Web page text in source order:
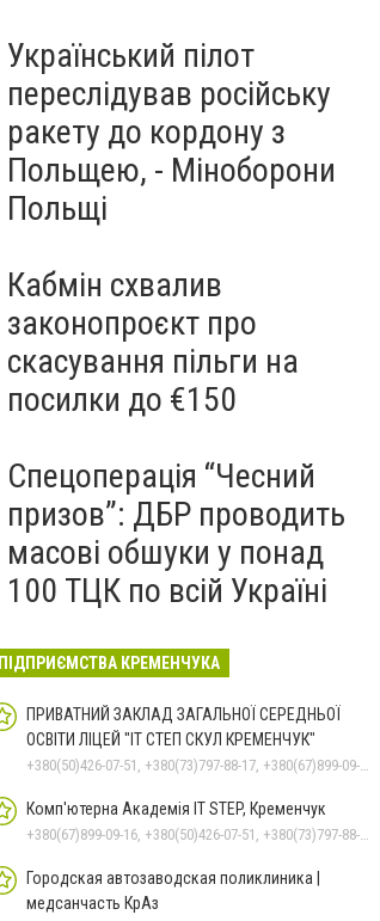
Український пілот
переслідував російську
ракету до кордону з
Польщею, - Міноборони
Польщі
Кабмін схвалив
законопроєкт про
скасування пільги на
посилки до €150
Спецоперація “Чесний
призов”: ДБР проводить
масові обшуки у понад
100 ТЦК по всій Україні
ПІДПРИЄМСТВА КРЕМЕНЧУКА
ПРИВАТНИЙ ЗАКЛАД ЗАГАЛЬНОЇ СЕРЕДНЬОЇ
ОСВІТИ ЛІЦЕЙ "ІТ СТЕП СКУЛ КРЕМЕНЧУК"
+380(50)426-07-51, +380(73)797-88-17, +380(67)899-09-16
Комп'ютерна Академія IT STEP, Кременчук
+380(67)899-09-16, +380(50)426-07-51, +380(73)797-88-17
Городская автозаводская поликлиника |
медсанчасть КрАз